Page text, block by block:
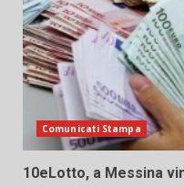
Comunicati Stampa
10eLotto, a Messina